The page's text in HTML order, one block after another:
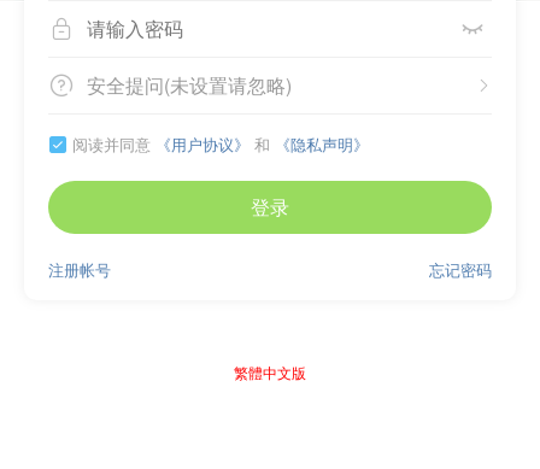
 
 
安全提问(未设置请忽略)
 阅读并同意 《用户协议》 和 《隐私声明》
登录
忘记密码
注册帐号
繁體中文版